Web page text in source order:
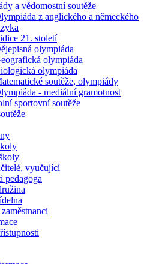
a vědomostní soutěže
z anglického a německého
21. století
olympiáda
olympiáda
olympiáda
soutěže, olympiády
- mediální gramotnost
sportovní soutěže
vyučující
pedagoga